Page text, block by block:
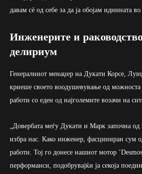
давам сè од себе за да ја обојам иднината во
Инженерите и
делириум
Генералниот менаџер на Дукати Корсе,
криеше своето воодушевување од
работи со еден од најголемите возачи на
„Довербата меѓу Дукати и Марк започна од
избра нас. Како инженер, фасциниран сум
работи. Тој го донесе нашиот мотор
перформанси, подобрувајќи ја секоја